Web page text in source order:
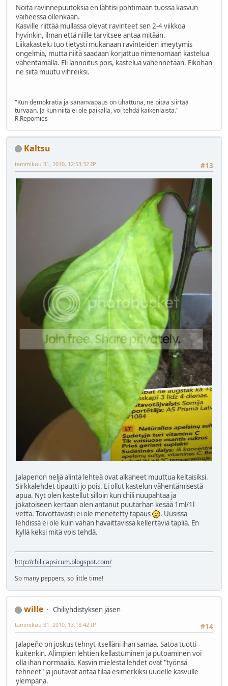
Noita ravinnepuutoksia en lähtisi pohtimaan tuossa kasvun
vaiheessa ollenkaan.
Kasville riittää mullassa olevat ravinteet sen 2-4 viikkoa
hyvinkin, ilman että niille tarvitsee antaa mitään.
Liikakastelu tuo tietysti mukanaan ravinteiden imeytymis
ongelmia, mutta niitä saadaan korjattua nimenomaan kastelua
vähentämällä. Eli lannoitus pois, kastelua vähennetään. Eiköhän
ne siitä muutu vihreiksi.
"Kun demokratia ja sananvapaus on uhattuna, ne pitää siirtää
turvaan. Ja kun niitä ei ole paikalla, voi tehdä kaikenlaista."
R.Repomies
Kaltsu
#13
tammikuu 31, 2010, 12:53:32 IP
Jalapenon neljä alinta lehteä ovat alkaneet muuttua keltaisiksi.
Sirkkalehdet tipautti jo pois. Ei ollut kastelun vähentämisestä
apua. Nyt olen kastellut silloin kun chili nuupahtaa ja
jokatoiseen kertaan olen antanut puutarhan kesää 1ml/1l
vettä. Toivottavasti ei ole menetetty tapaus
. Uusissa
lehdissä ei ole kuin vähän havaittavissa kellertäviä täpliä. En
kyllä keksi mitä vois tehdä.
http://chilicapsicum.blogspot.com/
So many peppers, so little time!
wille
Chiliyhdistyksen jäsen
#14
tammikuu 31, 2010, 13:18:42 IP
Jalapeño on joskus tehnyt itselläni ihan samaa. Satoa tuotti
kuitenkin. Alimpien lehtien kellastuminen ja putoaminen voi
olla ihan normaalia. Kasvin mielestä lehdet ovat "työnsä
tehneet" ja joutavat antaa tilaa esimerkiksi uudelle kasvulle
ylempänä.